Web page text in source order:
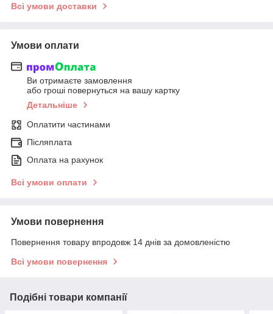
Всі умови доставки
Умови оплати
Ви отримаєте замовлення
або гроші повернуться на вашу картку
Детальніше
Оплатити частинами
Післяплата
Оплата на рахунок
Всі умови оплати
Умови повернення
Повернення товару впродовж 14 днів за домовленістю
Всі умови повернення
Подібні товари компанії